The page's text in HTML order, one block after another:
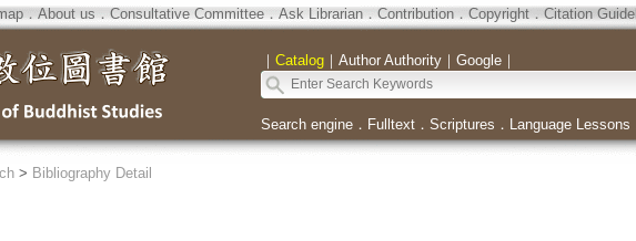
．About us ． Consultative Committee． Ask Librarian． Contribution．Copyright．Citation
｜ Catalog｜ Author Authority｜ Google｜
Search engine． Fulltext． Scriptures ． Language Lessons
> Bibliography Detail